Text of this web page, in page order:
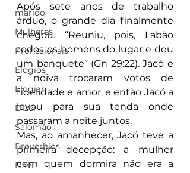
marido
Mulheres
Profissionais
Elogios
Elogiar
Dizer
Salomão
Proverbios
Davi
Após sete anos de trabalho
árduo, o grande dia finalmente
chegou. “Reuniu, pois, Labão
todos os homens do lugar e deu
um banquete” (Gn 29:22). Jacó e
a noiva trocaram votos de
fidelidade e amor, e então Jacó a
levou para sua tenda onde
passaram a noite juntos.
Mas, ao amanhecer, Jacó teve a
primeira decepção: a mulher
com quem dormira não era a